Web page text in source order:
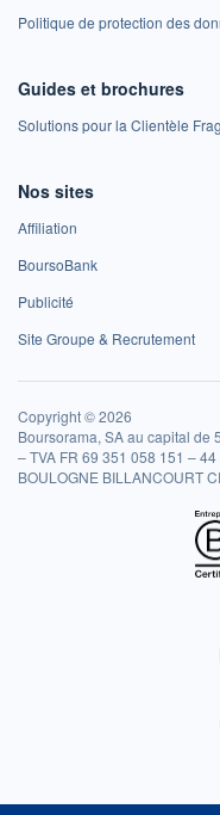
Politique de protection des
Guides et brochures
Solutions pour la Clientèle
Nos sites
Affiliation
BoursoBank
Publicité
Site Groupe & Recrutement
Copyright © 2026
Boursorama, SA au capital de
– TVA FR 69 351 058 151 –
BOULOGNE BILLANCOURT